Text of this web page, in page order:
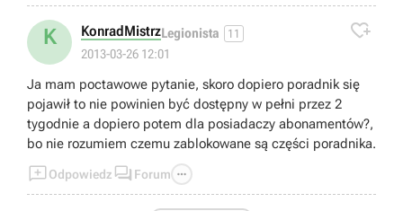
K KonradMistrzLegionista 11
2013-03-26 12:01

Ja mam poctawowe pytanie, skoro dopiero poradnik się
pojawił to nie powinien być dostępny w pełni przez 2
tygodnie a dopiero potem dla posiadaczy abonamentów?,
bo nie rozumiem czemu zablokowane są części poradnika.
Odpowiedz  Forum 